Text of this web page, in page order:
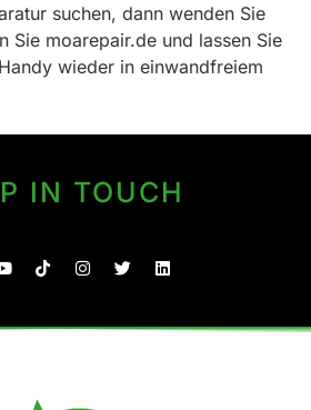
suchen, dann wenden Sie
Sie moarepair.de und lassen Sie
wieder in einwandfreiem
IN TOUCH